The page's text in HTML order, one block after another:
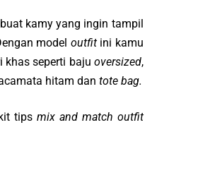
kamy yang ingin tampil
model outfitini kamu
seperti baju oversized,
hitam dantote bag.
tips mix and match outfit